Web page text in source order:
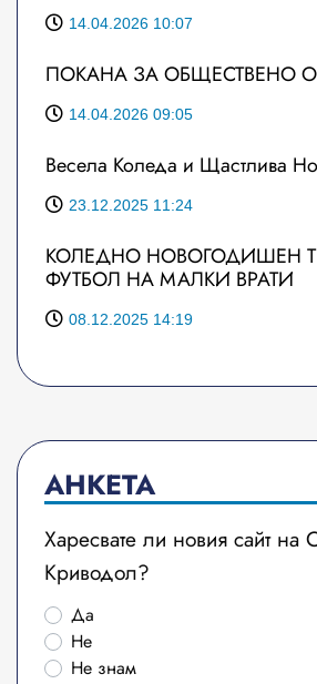
14.04.2026 10:07
ПОКАНА ЗА ОБЩЕСТВЕНО
14.04.2026 09:05
Весела Коледа и Щастлива
23.12.2025 11:24
КОЛЕДНО НОВОГОДИШЕН
ФУТБОЛ НА МАЛКИ ВРАТИ
08.12.2025 14:19
АНКЕТА
Харесвате ли новия сайт
Криводол?
Да
Не
Не знам